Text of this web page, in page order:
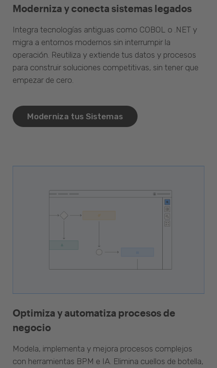
Moderniza y conecta sistemas legados
Integra tecnologías antiguas como COBOL o .NET y
migra a entornos modernos sin interrumpir la
operación. Reutiliza y extiende tus datos y procesos
para construir soluciones competitivas, sin tener que
empezar de cero.
Moderniza tus Sistemas
Optimiza y automatiza procesos de
negocio
Modela, implementa y mejora procesos complejos
con herramientas BPM e IA. Elimina cuellos de botella,